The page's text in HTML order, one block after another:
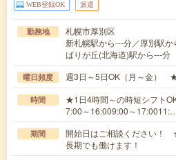
WEB登録OK 派遣
勤務地
札幌市厚別区
新札幌駅から---分／厚別駅
ばりが丘(北海道)駅から---分
曜日頻度 週3日～5日OK（月～金）
時間
★1日4時間～の時短シフト
7:00～16:009:00～
期間
開始日はご相談ください！
長期でも働けます！